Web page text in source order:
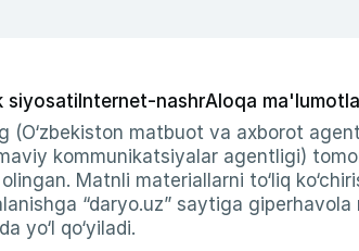
siyosati Internet-nashrAloqa
(O‘zbekiston matbuot va axborot
kommunikatsiyalar agentligi)
Matnli materiallarni to‘liq
“daryo.uz” saytiga
yo‘l qo‘yiladi.